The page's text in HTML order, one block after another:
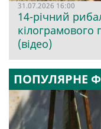
31.07.2026 16:00
14-річний
кілограмового
(відео)
ПОПУЛЯРНЕ